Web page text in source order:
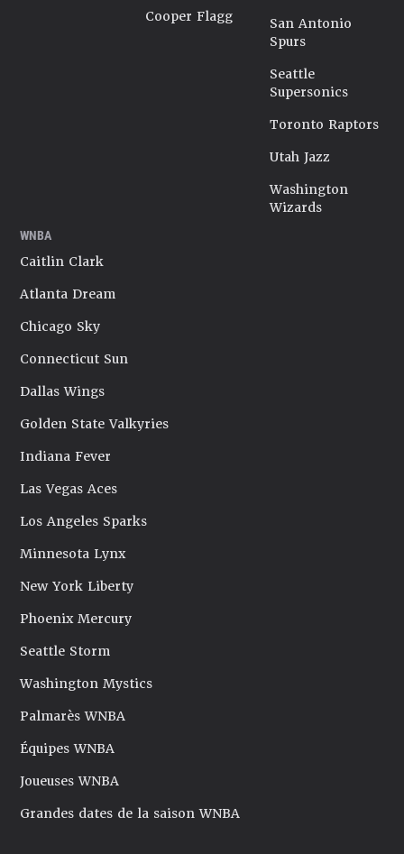
Cooper Flagg
San Antonio
Spurs
Seattle
Supersonics
Toronto Raptors
Utah Jazz
Washington
Wizards
WNBA
Caitlin Clark
Atlanta Dream
Chicago Sky
Connecticut Sun
Dallas Wings
Golden State Valkyries
Indiana Fever
Las Vegas Aces
Los Angeles Sparks
Minnesota Lynx
New York Liberty
Phoenix Mercury
Seattle Storm
Washington Mystics
Palmarès WNBA
Équipes WNBA
Joueuses WNBA
Grandes dates de la saison WNBA